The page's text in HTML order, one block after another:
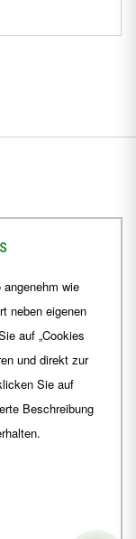
wie
neben eigenen
auf „Cookies
und direkt zur
Sie auf
Beschreibung